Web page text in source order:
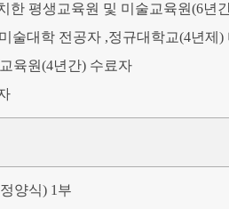
한 평생교육원 및 미술교육원(6년
술대학 전공자 ,정규대학교(4년
육원(4년간) 수료자
양식) 1부